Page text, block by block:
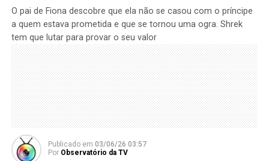
O pai de Fiona descobre que ela não se casou com o príncipe
a quem estava prometida e que se tornou uma ogra. Shrek
tem que lutar para provar o seu valor
Publicado em 03/06/26 03:57
Por Observatório da TV